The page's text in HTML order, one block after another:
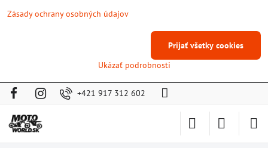
+421 917 312 602
Zásady ochrany osobných údajov
Ukázať podrobnosti
Prijať všetky cookies